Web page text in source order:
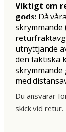
Viktigt om
gods: Då
skrymmande
utnyttjande
den faktiska
skrymmande
med
Du ansvarar
skick vid retur.